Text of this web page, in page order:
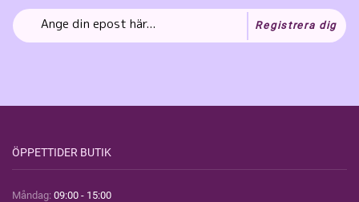
Registrera dig
ÖPPETTIDER BUTIK
Måndag: 09:00 - 15:00